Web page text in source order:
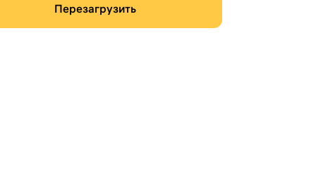
Перезагрузить